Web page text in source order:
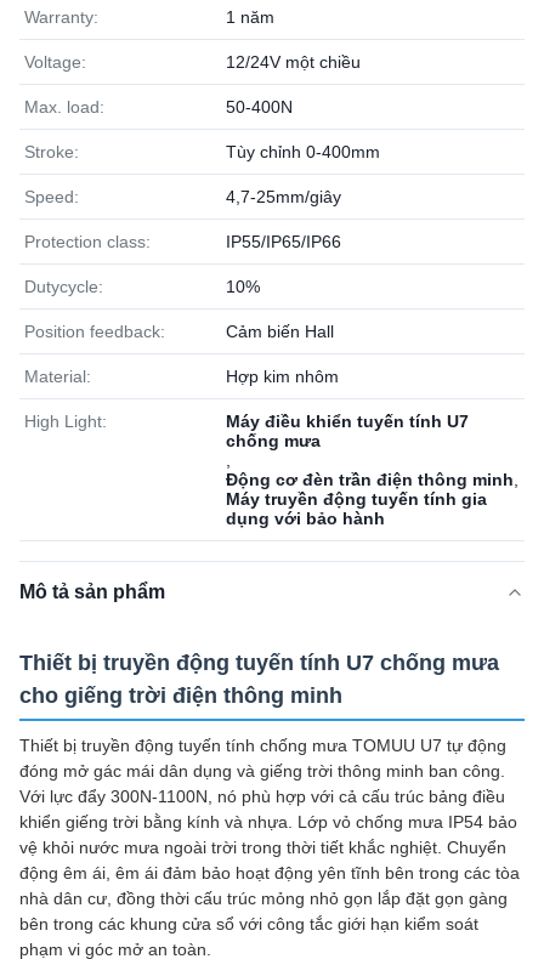
Warranty: 1 năm
Voltage: 12/24V một chiều
Max. load: 50-400N
Stroke: Tùy chỉnh 0-400mm
Speed: 4,7-25mm/giây
Protection class: IP55/IP65/IP66
Dutycycle: 10%
Position feedback: Cảm biến Hall
Material: Hợp kim nhôm
High Light:
Máy điều khiển tuyến tính U7
chống mưa
Động cơ đèn trần điện thông minh
Máy truyền động tuyến tính gia
dụng với bảo hành
Mô tả sản phẩm
Thiết bị truyền động tuyến tính U7 chống mưa
cho giếng trời điện thông minh
Thiết bị truyền động tuyến tính chống mưa TOMUU U7 tự động
đóng mở gác mái dân dụng và giếng trời thông minh ban công.
Với lực đẩy 300N-1100N, nó phù hợp với cả cấu trúc bảng điều
khiển giếng trời bằng kính và nhựa. Lớp vỏ chống mưa IP54 bảo
vệ khỏi nước mưa ngoài trời trong thời tiết khắc nghiệt. Chuyển
động êm ái, êm ái đảm bảo hoạt động yên tĩnh bên trong các tòa
nhà dân cư, đồng thời cấu trúc mỏng nhỏ gọn lắp đặt gọn gàng
bên trong các khung cửa sổ với công tắc giới hạn kiểm soát
phạm vi góc mở an toàn.